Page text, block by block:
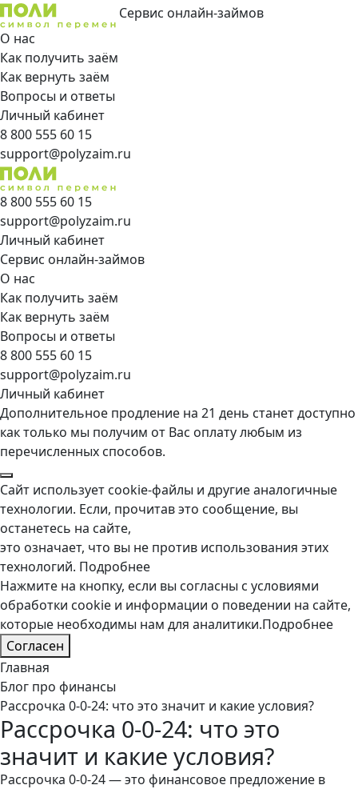
Сервис онлайн-займов
О нас
Как получить заём
Как вернуть заём
Вопросы и ответы
Личный кабинет
8 800 555 60 15
support@polyzaim.ru
8 800 555 60 15
support@polyzaim.ru
Личный кабинет
Сервис онлайн-займов
О нас
Как получить заём
Как вернуть заём
Вопросы и ответы
8 800 555 60 15
support@polyzaim.ru
Личный кабинет
Дополнительное продление на 21 день станет доступно
как только мы получим от Вас оплату любым из
перечисленных способов.
Сайт использует cookie-файлы и другие аналогичные
технологии. Если, прочитав это сообщение, вы
останетесь на сайте,
это означает, что вы не против использования этих
технологий. Подробнее
Нажмите на кнопку, если вы согласны с условиями
обработки cookie и информации о поведении на сайте,
которые необходимы нам для аналитики.Подробнее
Согласен
Главная
Блог про финансы
Рассрочка 0-0-24: что это значит и какие условия?
Рассрочка 0-0-24: что это
значит и какие условия?
Рассрочка 0-0-24 — это финансовое предложение в